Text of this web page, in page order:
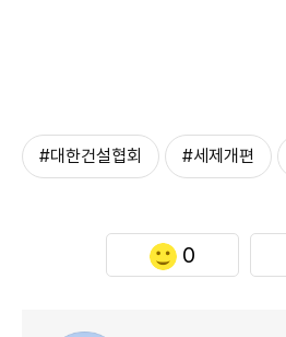
#대한건설협회 #세제개편
0